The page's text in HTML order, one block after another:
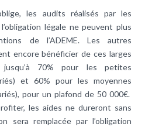
les audits réalisés par les
légale ne peuvent plus
de l’ADEME. Les autres
encore bénéficier de ces larges
70% pour les petites
et 60% pour les moyennes
pour un plafond de 50 000€.
les aides ne dureront sans
sera remplacée par l’obligation